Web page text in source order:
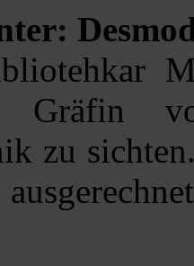
Gräfin
zu